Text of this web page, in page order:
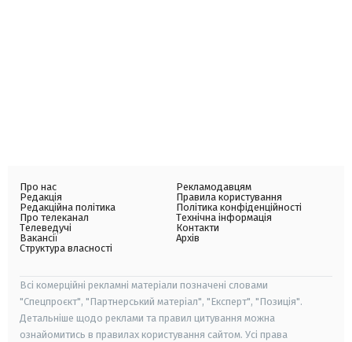
Про нас
Редакція
Редакційна політика
Про телеканал
Телеведучі
Вакансії
Структура власності
Рекламодавцям
Правила користування
Політика конфіденційності
Технічна інформація
Контакти
Архів
Всі комерційні рекламні матеріали позначені словами
"Спецпроєкт", "Партнерський матеріал", "Експерт", "Позиція".
Детальніше щодо реклами та правил цитування можна
ознайомитись в правилах користування сайтом. Усі права